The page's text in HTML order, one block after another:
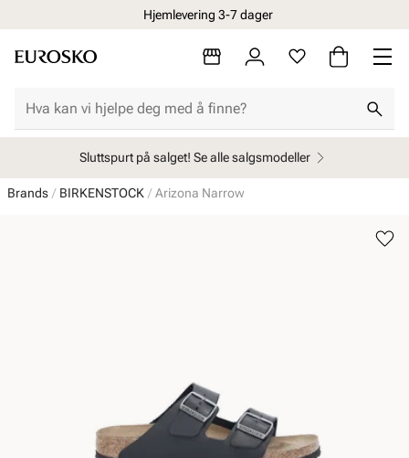
Hjemlevering 3-7 dager
Sluttspurt på salget! Se alle salgsmodeller
Brands BIRKENSTOCK Arizona Narrow